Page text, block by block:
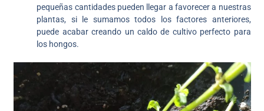
pequeñas cantidades pueden llegar a favorecer a nuestras
plantas, si le sumamos todos los factores anteriores,
puede acabar creando un caldo de cultivo perfecto para
los hongos.